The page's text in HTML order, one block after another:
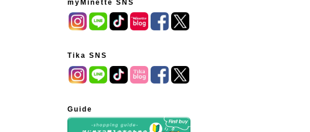
myMinette SNS
Tika SNS
Guide